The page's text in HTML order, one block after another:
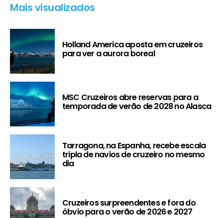
Mais visualizados
Holland America aposta em cruzeiros
para ver a aurora boreal
MSC Cruzeiros abre reservas para a
temporada de verão de 2028 no Alasca
Tarragona, na Espanha, recebe escala
tripla de navios de cruzeiro no mesmo
dia
Cruzeiros surpreendentes e fora do
óbvio para o verão de 2026 e 2027